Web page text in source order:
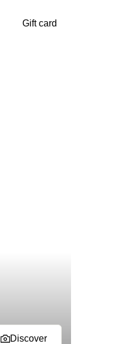
Gift card
Discover